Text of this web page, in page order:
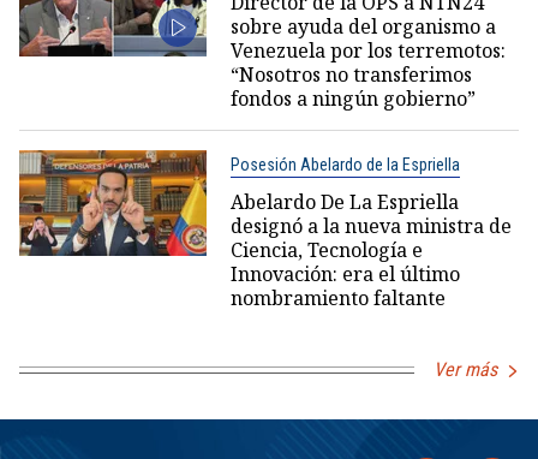
sobre ayuda del organismo a
Venezuela por los terremotos:
“Nosotros no transferimos
fondos a ningún gobierno”
Posesión Abelardo de la Espriella
Abelardo De La Espriella
designó a la nueva ministra de
Ciencia, Tecnología e
Innovación: era el último
nombramiento faltante
Ver más